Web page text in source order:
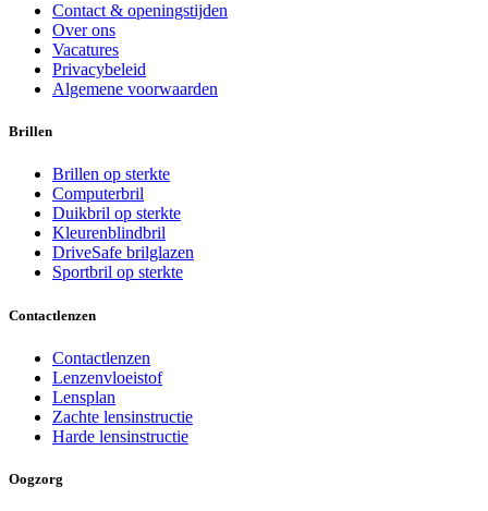
Contact & openingstijden
Over ons
Vacatures
Privacybeleid
Algemene voorwaarden
Brillen
Brillen op sterkte
Computerbril
Duikbril op sterkte
Kleurenblindbril
DriveSafe brilglazen
Sportbril op sterkte
Contactlenzen
Contactlenzen
Lenzenvloeistof
Lensplan
Zachte lensinstructie
Harde lensinstructie
Oogzorg